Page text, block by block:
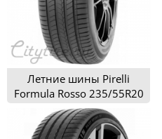
Летние шины Pirelli
Formula Rosso 235/55R20